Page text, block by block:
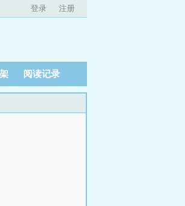
登录 注册
阅读记录